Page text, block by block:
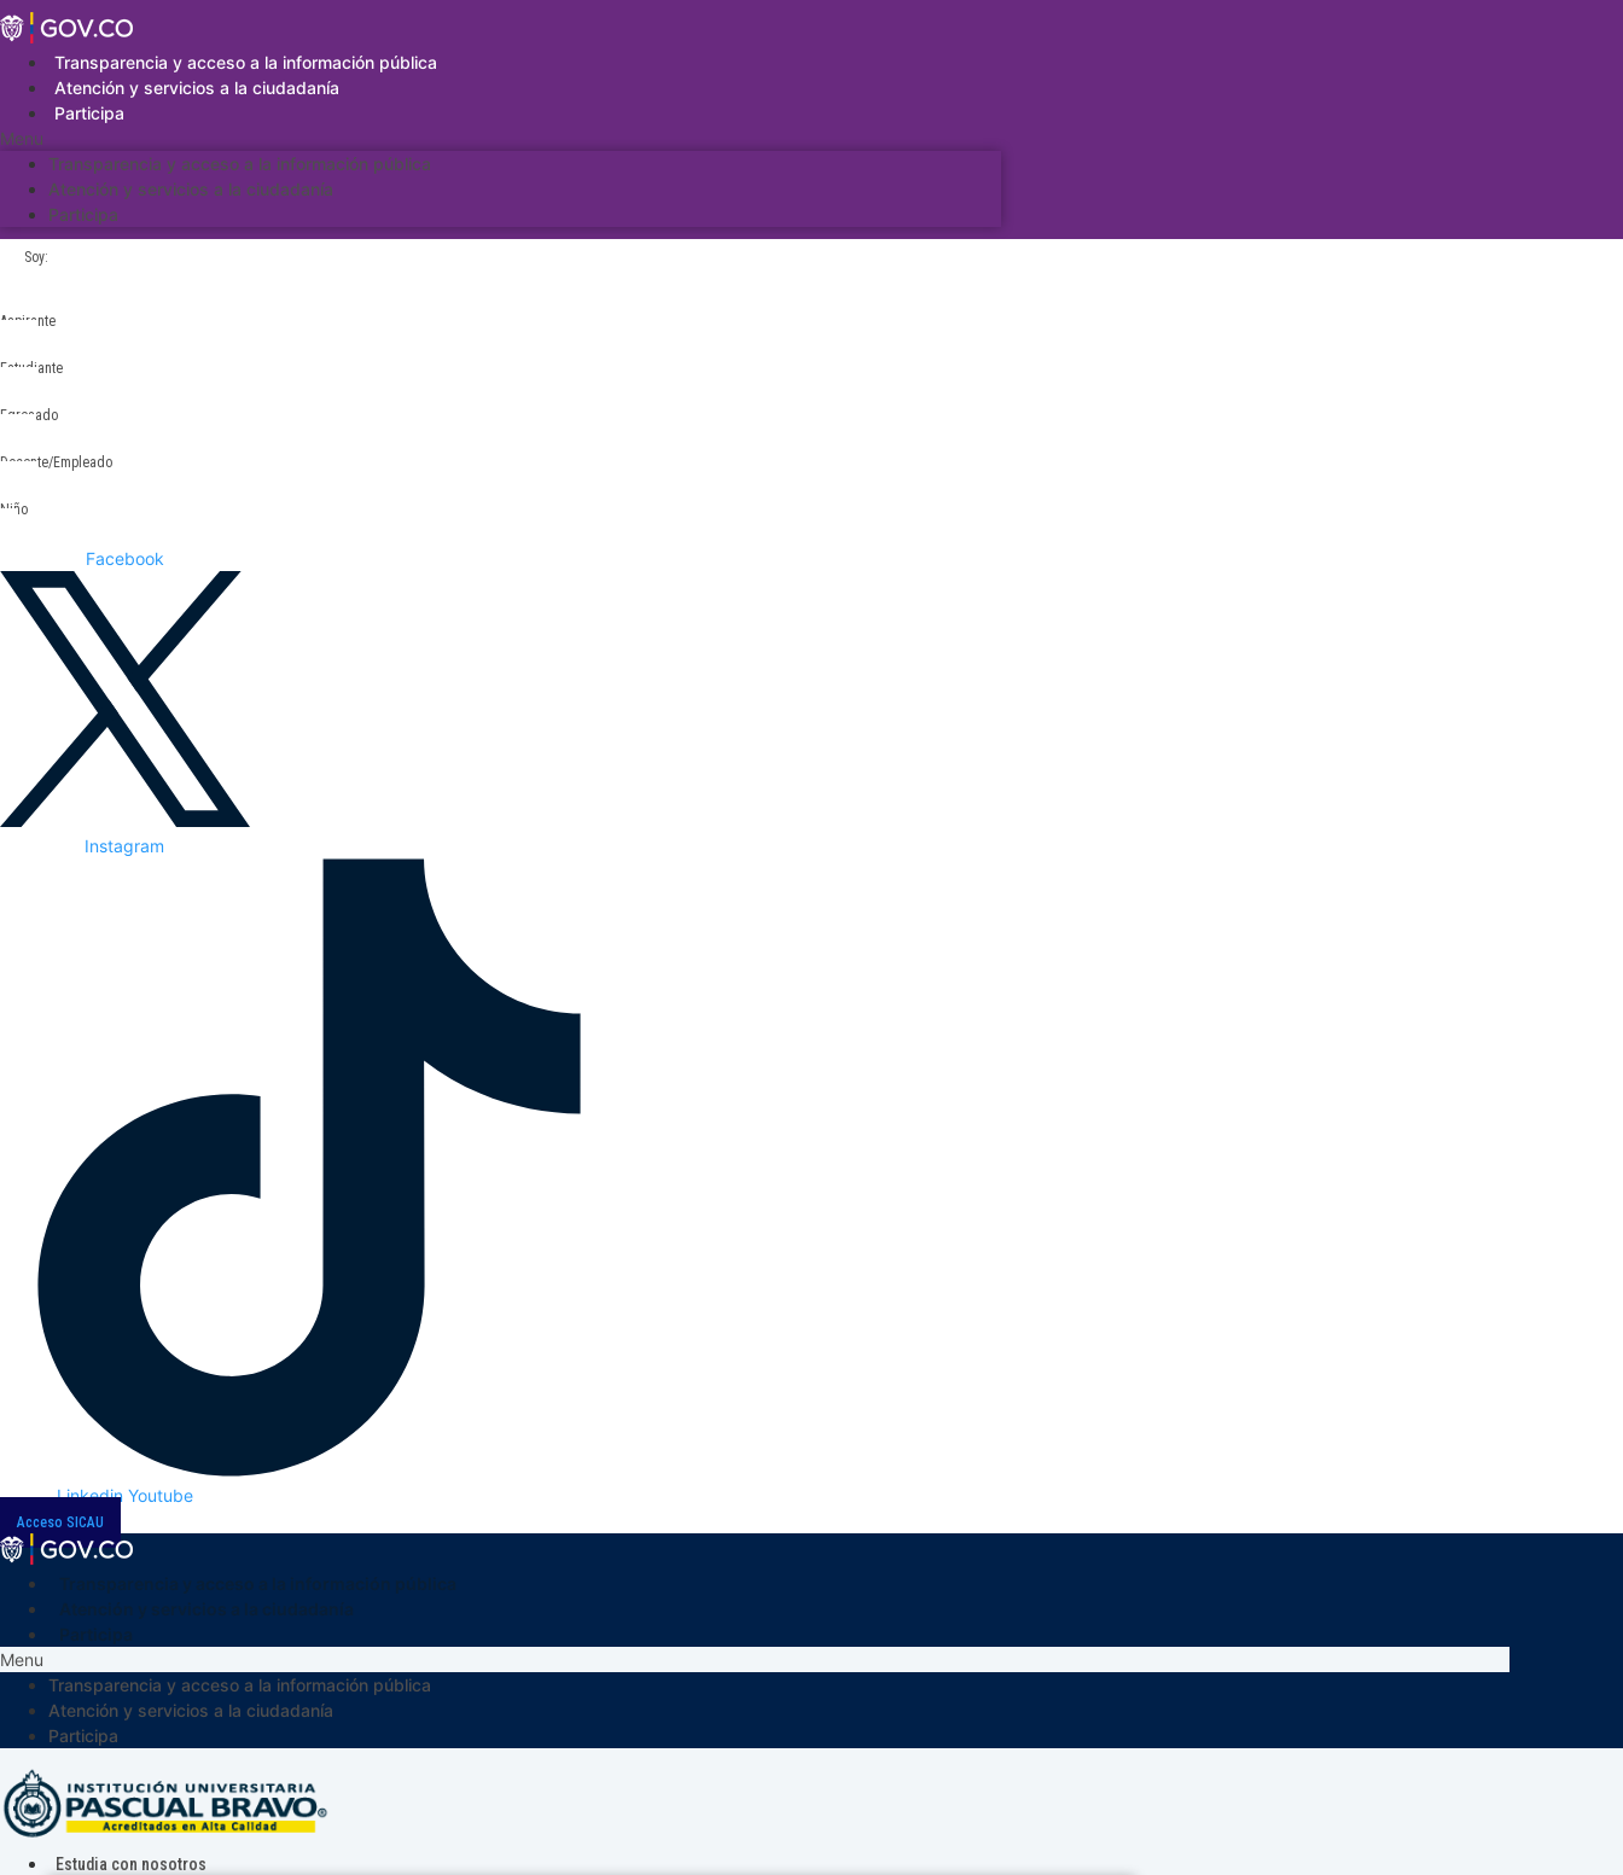
Saltar
al
contenidoTransparencia y acceso a la información pública
Atención y servicios a la ciudadanía
Participa
Menu
Transparencia y acceso a la información pública
Atención y servicios a la ciudadanía
Participa
Soy:
Aspirante
Estudiante
Egresado
Docente/Empleado
Niño
Facebook
Instagram
Linkedin Youtube
Acceso SICAU
Menu
Transparencia y acceso a la información pública
Atención y servicios a la ciudadanía
Participa
Estudia con nosotros